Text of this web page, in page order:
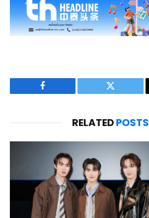
Facebook Twitter
RELATEDPOSTS